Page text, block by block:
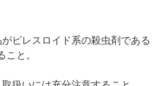
ピレスロイド系の殺虫剤である
と。